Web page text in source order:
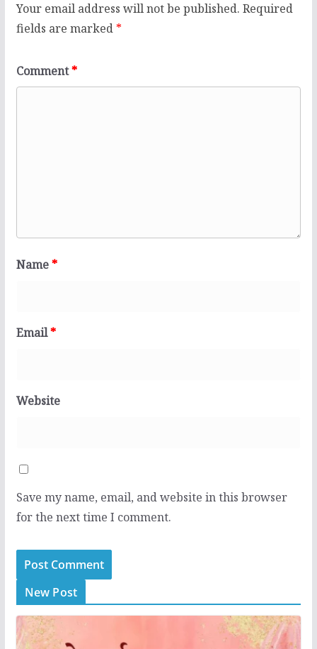
Your email address will not be published. Required
fields are marked *
Comment*
Name*
Email*
Website
Save my name, email, and website in this browser
for the next time I comment.
New Post